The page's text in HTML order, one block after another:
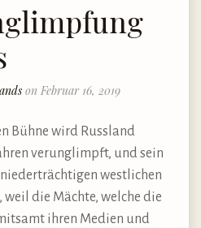
on Februar 16, 2019
Bühne wird Russland
verunglimpft, und sein
westlichen
weil die Mächte, welche die
ihren Medien und